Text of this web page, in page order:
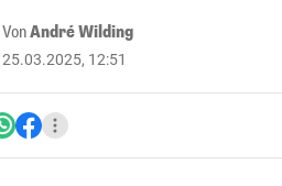
VonAndré Wilding
25.03.2025, 12:51